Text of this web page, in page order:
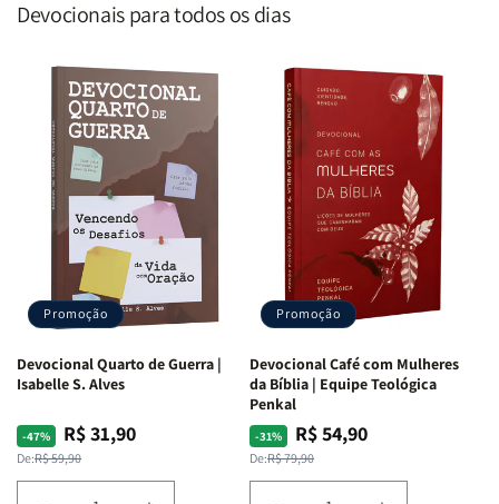
Devocionais para todos os dias
Promoção
Devocional Quarto de Guerra |
Isabelle S. Alves
-47%
Preço
normal
De:R$ 59,90
Preço
promocional
R$ 31,90
Promoção
Devocional Café com Mulheres
da Bíblia | Equipe Teológica
Penkal
-31%
Preço
normal
De:R$ 79,90
Preço
promocional
R$ 54,90